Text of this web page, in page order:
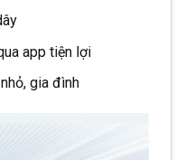
app tiện lợi
gia đình